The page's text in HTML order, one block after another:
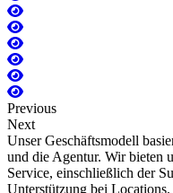
Previous
Next
Unser Geschäftsmodell
und die Agentur. Wir bieten
Service, einschließlich der
Unterstützung bei